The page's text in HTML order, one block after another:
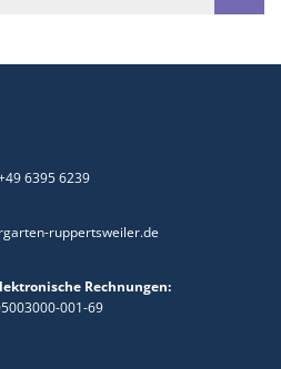
6395 6239
ruppertsweiler.de
Rechnungen:
001-69